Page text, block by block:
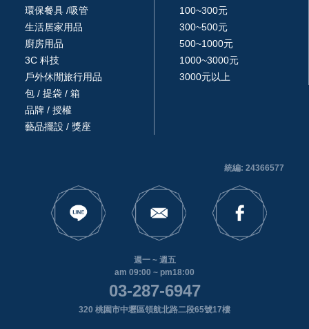
環保餐具 /吸管
生活居家用品
廚房用品
3C 科技
戶外休閒旅行用品
包 / 提袋 / 箱
品牌 / 授權
藝品擺設 / 獎座
100~300元
300~500元
500~1000元
1000~3000元
3000元以上
統編: 24366577
週一 ~ 週五
am 09:00 ~ pm18:00
03-287-6947
320 桃園市中壢區領航北路二段65號17樓